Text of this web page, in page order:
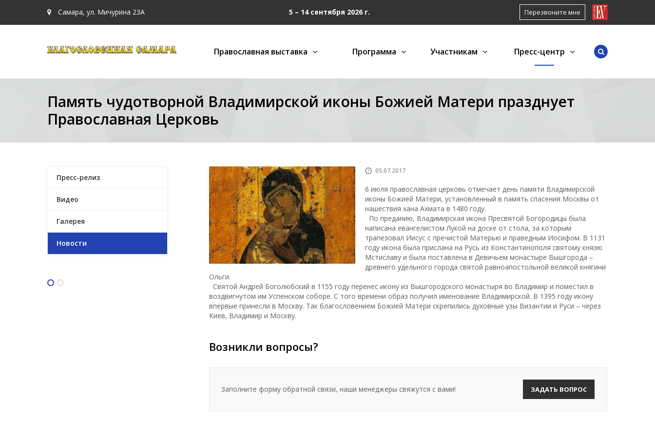
Самара, ул. Мичурина 23А 5 – 14 сентября 2026 г. Перезвоните мне
Православная выставка Программа Участникам Пресс-центр
Память чудотворной Владимирской иконы Божией Матери празднует
Православная Церковь
05.07.2017
6 июля православная церковь отмечает день памяти Владимирской
иконы Божией Матери, установленный в память спасения Москвы от
нашествия хана Ахмата в 1480 году.
По преданию, Владимирская икона Пресвятой Богородицы была
написана евангелистом Лукой на доске от стола, за которым
трапезовал Иисус с пречистой Матерью и праведным Иосифом. В 1131
году икона была прислана на Русь из Константинополя святому князю
Мстиславу и была поставлена в Девичьем монастыре Вышгорода –
древнего удельного города святой равноапостольной великой княгини
Ольги.
Святой Андрей Боголюбский в 1155 году перенес икону из Вышгородского монастыря во Владимир и поместил в
воздвигнутом им Успенском соборе. С того времени образ получил именование Владимирской. В 1395 году икону
впервые принесли в Москву. Так благословением Божией Матери скрепились духовные узы Византии и Руси – через
Киев, Владимир и Москву.
Возникли вопросы?
Заполните форму обратной связи, наши менеджеры свяжутся с вами! ЗАДАТЬ ВОПРОС
Пресс-релиз
Видео
Галерея
Новости